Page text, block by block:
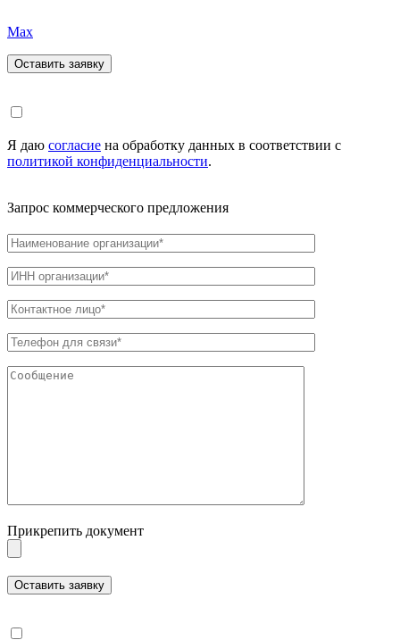
Max
Я даю согласие на обработку данных в соответствии с
политикой конфиденциальности.
Запрос коммерческого предложения
Прикрепить документ